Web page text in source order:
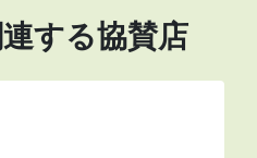
する協賛店